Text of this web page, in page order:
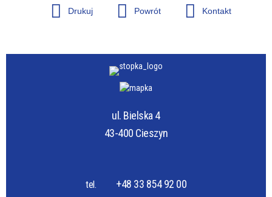
Drukuj Powrót Kontakt
ul. Bielska 4
43-400 Cieszyn
tel. +48 33 854 92 00